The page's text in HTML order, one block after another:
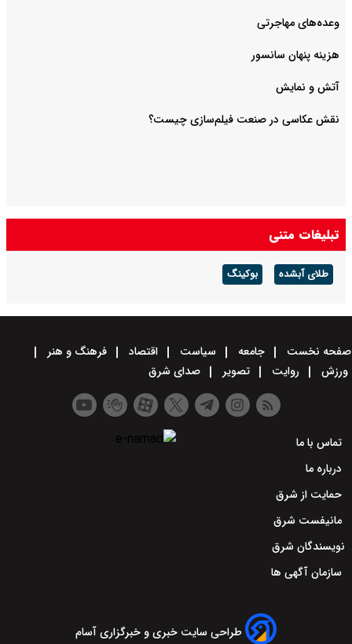
وعده‌های مهاجرتی
هزینه پنهان سانسور
آتش و نمایش
تبلیغات متنی
طلای آبشده بوکینگ
صفحه نخست جامعه سیاست اقتصاد
فرهنگ و هنر
ورزش
روایت تصویر صدای شرق
تماس با ما
درباره ما
حمایت از شرق
مانیفست شرق
نویسندگان شرق
سازمان آگهی ها
طراحی سایت خبری و خبرگزاری آسام